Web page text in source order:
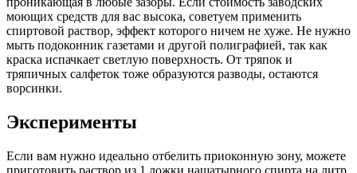
моющих средств для вас высока, советуем применить
спиртовой раствор, эффект которого ничем не хуже. Не нужно
мыть подоконник газетами и другой полиграфией, так как
краска испачкает светлую поверхность. От тряпок и
тряпичных салфеток тоже образуются разводы, остаются
ворсинки.
Эксперименты
Если вам нужно идеально отбелить приоконную зону, можете
приготовить раствор из 1 ложки нашатырного спирта на литр